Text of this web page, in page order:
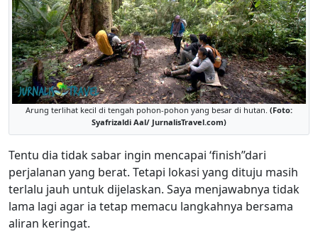
Arung terlihat kecil di tengah pohon-pohon yang besar di hutan. (Foto:
Syafrizaldi Aal/ JurnalisTravel.com)
Tentu dia tidak sabar ingin mencapai ‘finish’’dari
perjalanan yang berat. Tetapi lokasi yang dituju masih
terlalu jauh untuk dijelaskan. Saya menjawabnya tidak
lama lagi agar ia tetap memacu langkahnya bersama
aliran keringat.